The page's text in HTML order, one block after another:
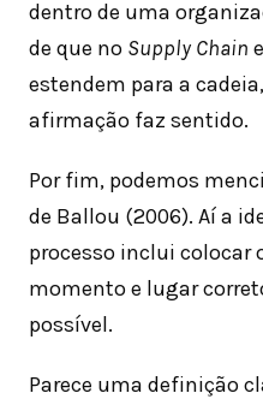
dentro de uma
de que no Supply Chain
estendem para a
afirmação faz sentido.
Por fim, podemos
de Ballou (2006). Aí a
processo inclui colocar
momento e lugar
possível.
Parece uma definição